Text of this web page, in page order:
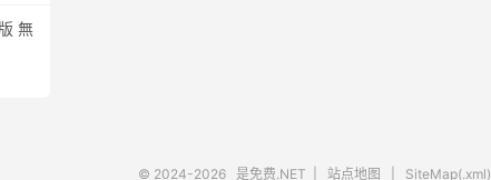
無
© 2024-2026 是免费.NET 站点地图 SiteMap(.xml)